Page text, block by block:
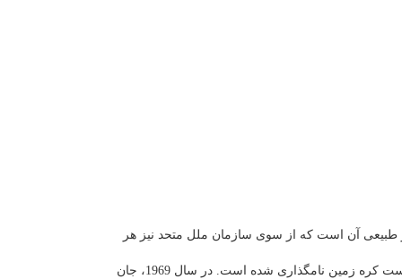
طبیعی آن است که از سوی سازمان ملل متحد نیز هر
روز زمین پاک مناسبت سالانه ای است که با هدف افزایش آگاهی و تجلیل از محیط زیست کره زمین نامگذاری شده است. در سال 1969، جان